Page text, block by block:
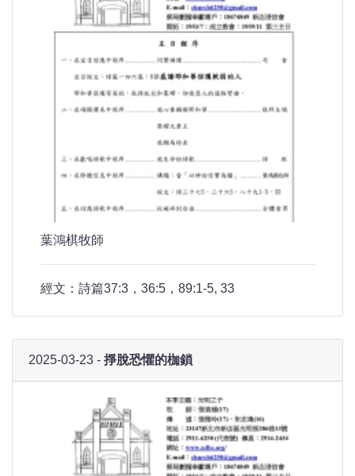
葉鴻棋牧師
經文：詩篇37:3，36:5，89:1-5, 33
2025-03-23 - 掙脫恐懼的枷鎖